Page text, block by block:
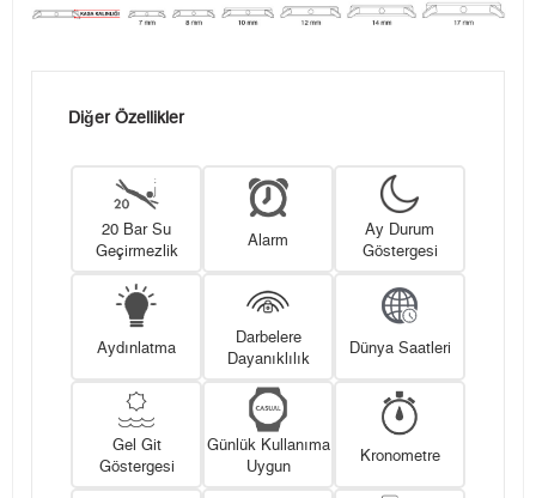
Diğer Özellikler
20 Bar Su
Geçirmezlik
Alarm
Ay Durum
Göstergesi
Aydınlatma
Darbelere
Dayanıklılık
Dünya Saatleri
Gel Git
Göstergesi
Günlük Kullanıma
Uygun
Kronometre